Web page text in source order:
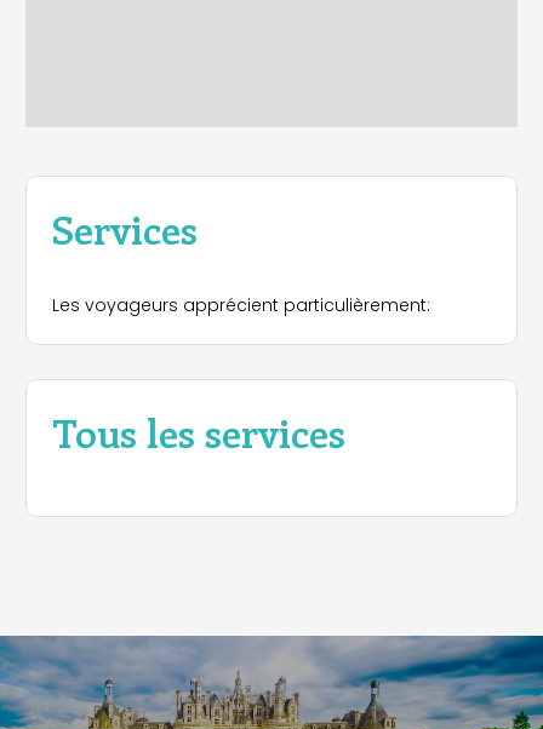
Services
Les voyageurs apprécient particulièrement:
Tous les services